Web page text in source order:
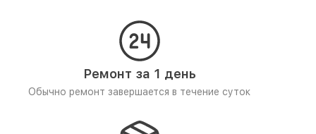
Ремонт за 1 день
Обычно ремонт завершается в течение суток